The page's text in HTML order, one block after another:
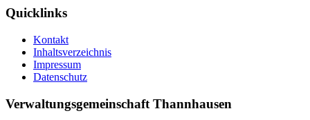
Quicklinks
Kontakt
Inhaltsverzeichnis
Impressum
Datenschutz
Verwaltungsgemeinschaft Thannhausen